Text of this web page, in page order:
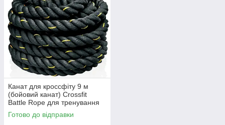
Канат для кроссфіту 9 м
(бойовий канат) Crossfit
Battle Rope для тренування
сили та витривалості
(MS3249-1)
Готово до відправки